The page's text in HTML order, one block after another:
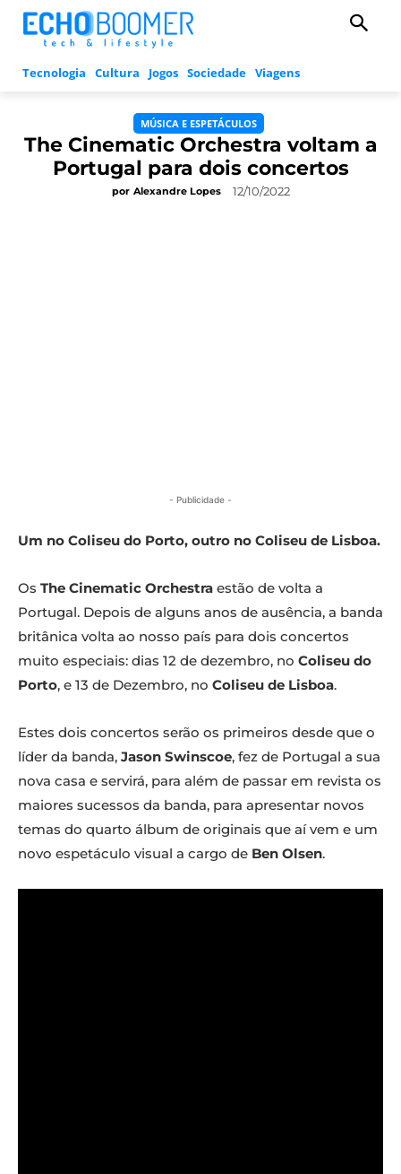
Tecnologia Cultura Jogos Sociedade Viagens
MÚSICA E ESPETÁCULOS
The Cinematic Orchestra voltam a
Portugal para dois concertos
por Alexandre Lopes 12/10/2022
- Publicidade -
Um no Coliseu do Porto, outro no Coliseu de Lisboa.
Os The Cinematic Orchestra estão de volta a
Portugal. Depois de alguns anos de ausência, a banda
britânica volta ao nosso país para dois concertos
muito especiais: dias 12 de dezembro, no Coliseu do
Porto, e 13 de Dezembro, no Coliseu de Lisboa.
Estes dois concertos serão os primeiros desde que o
líder da banda, Jason Swinscoe, fez de Portugal a sua
nova casa e servirá, para além de passar em revista os
maiores sucessos da banda, para apresentar novos
temas do quarto álbum de originais que aí vem e um
novo espetáculo visual a cargo de Ben Olsen.